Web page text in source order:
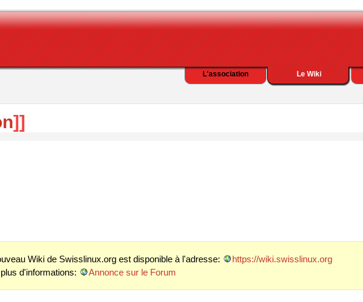
Le Wiki
L'association
]]
Wiki de Swisslinux.org est disponible à l'adresse:
https://wiki.swisslinux.org
d'informations:
Annonce sur le Forum